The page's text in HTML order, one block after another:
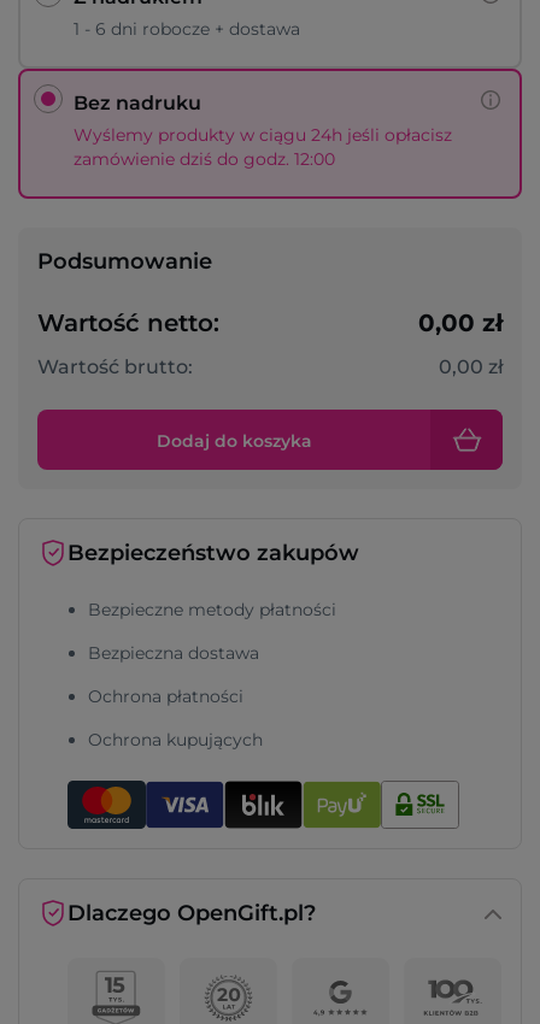
1 - 6 dni robocze + dostawa
Bez nadruku
Wyślemy produkty w ciągu 24h jeśli opłacisz
zamówienie dziś do godz. 12:00
Podsumowanie
Wartość netto: 0,00 zł
Wartość brutto: 0,00 zł
Dodaj do koszyka
Bezpieczeństwo zakupów
Bezpieczne metody płatności
Bezpieczna dostawa
Ochrona płatności
Ochrona kupujących
Dlaczego OpenGift.pl?